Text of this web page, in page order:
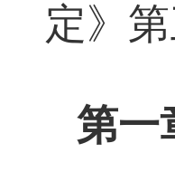
定》第
第一